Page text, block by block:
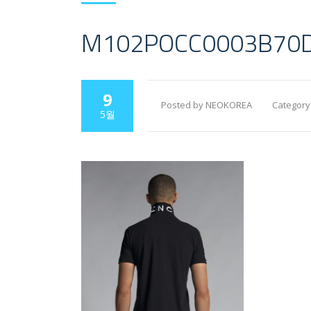
9
5월
Posted by NEOKOREA Category: